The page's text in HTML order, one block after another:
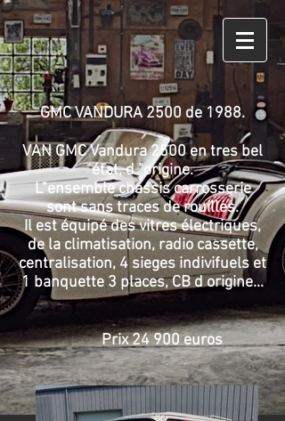
GMC VANDURA 2500 de 1988.
VAN GMC Vandura 2500 en tres bel
état, d "origine.
L"ensemble chassis carrosserie
sont sans traces de rouilles.
Il est équipé des vitres électriques,
de la climatisation, radio cassette,
centralisation, 4 sieges indivifuels et
1 banquette 3 places, CB d origine...
Prix 24 900 euros